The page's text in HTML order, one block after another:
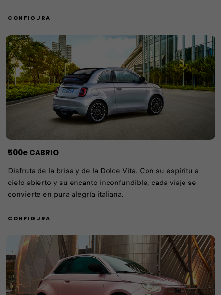
CONFIGURA
​500e CABRIO
Disfruta de la brisa y de la Dolce Vita. Con su espíritu a
cielo abierto y su encanto inconfundible, cada viaje se
convierte en pura alegría italiana.
CONFIGURA